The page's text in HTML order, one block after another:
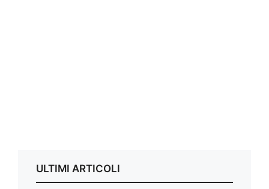
ULTIMI ARTICOLI